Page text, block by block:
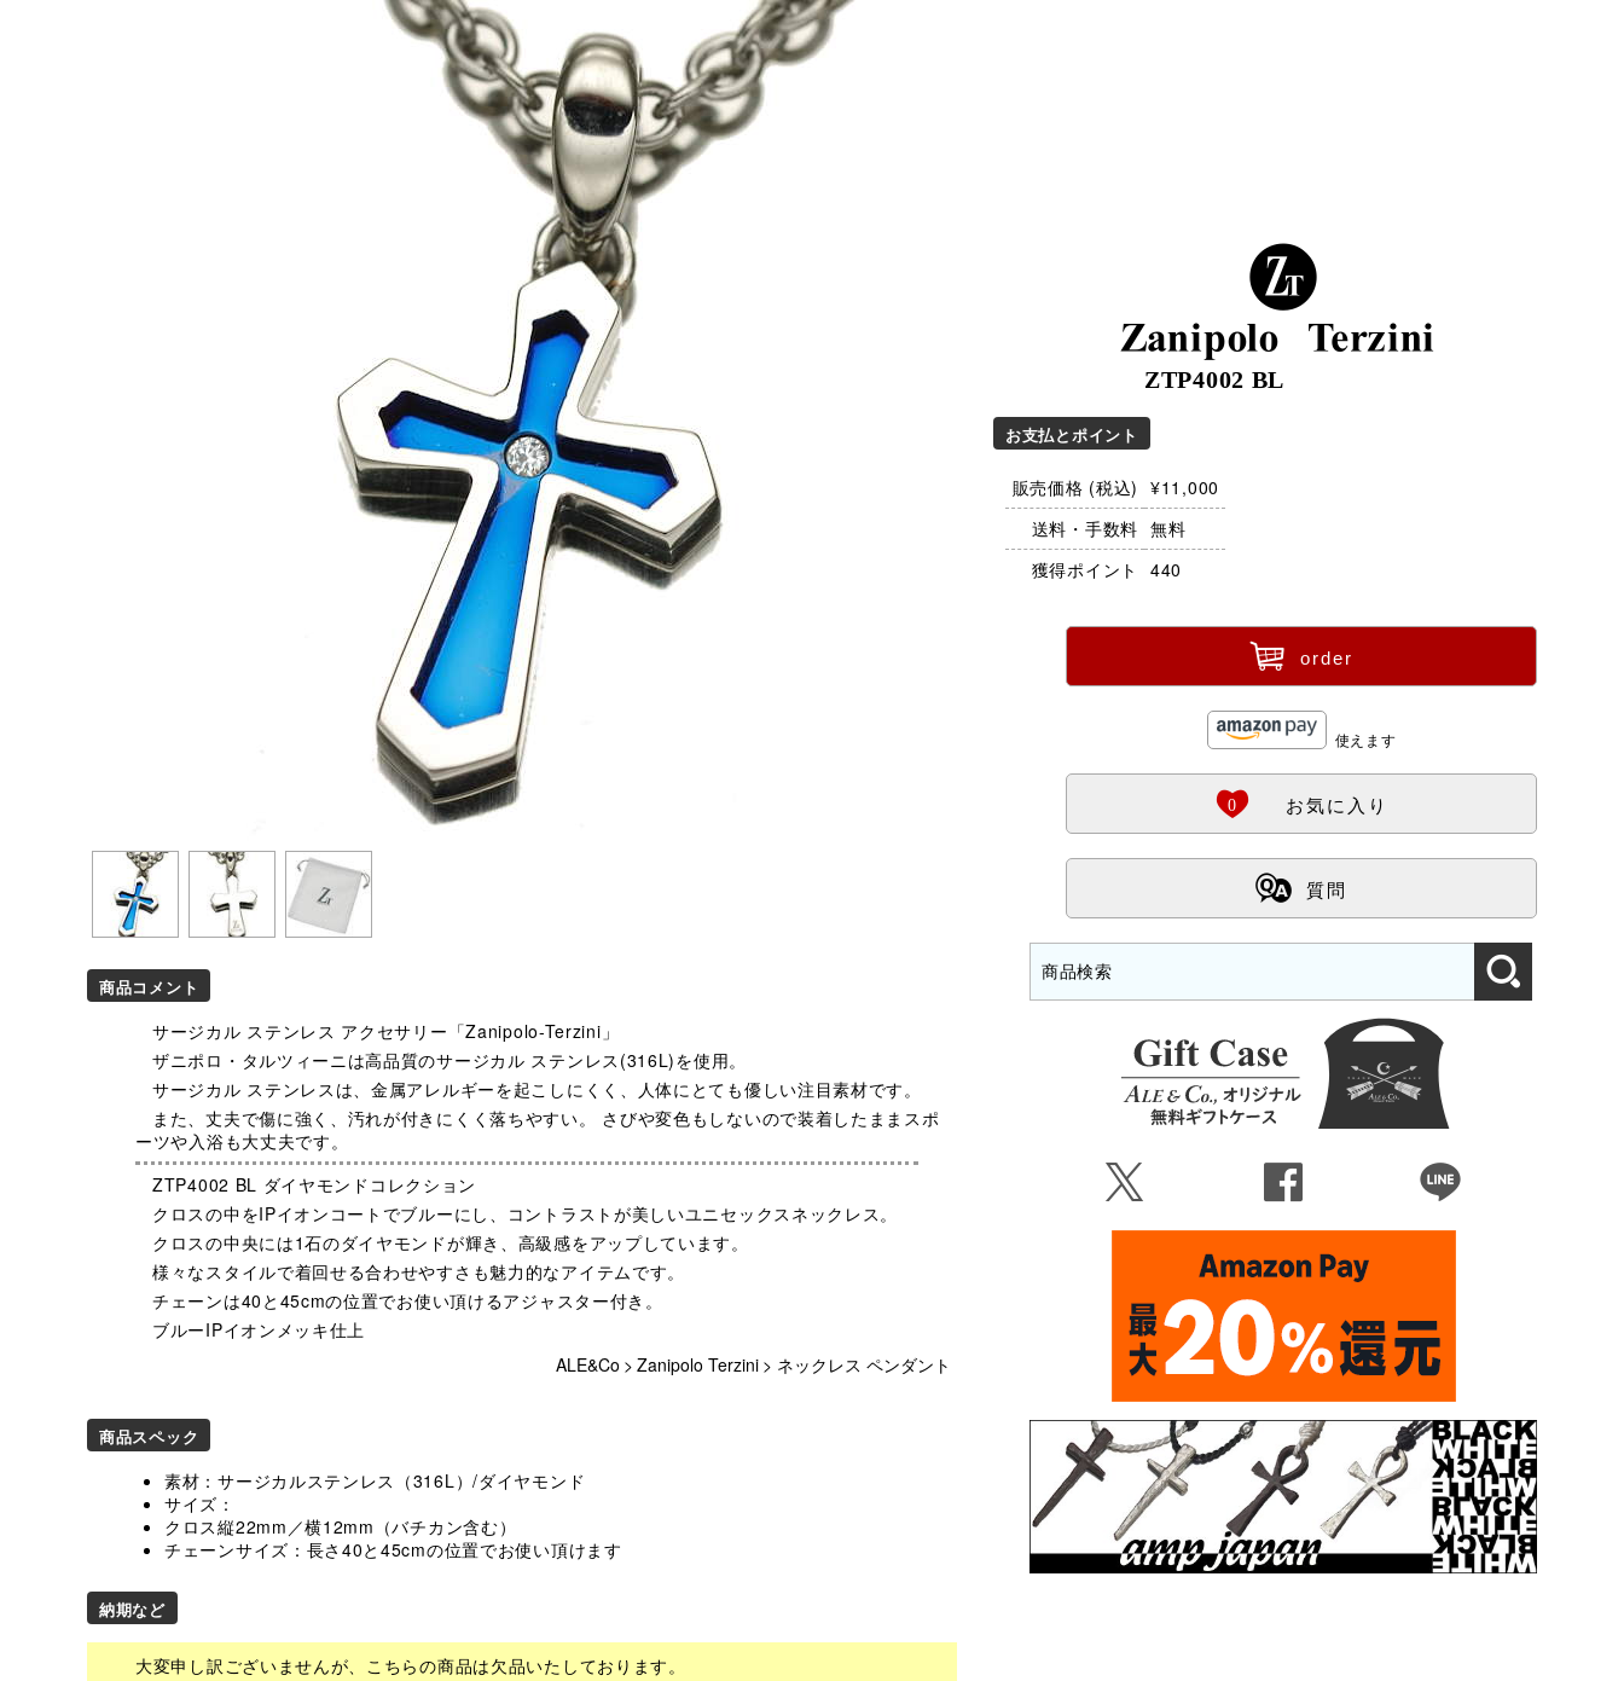
Zanipolo Terzini
ZTP4002 BL
お支払とポイント
販売価格 (税込) ¥11,000
送料・手数料 無料
獲得ポイント
440
ü order
使えます
Ö
0 お気に入り
ß 質問
商品コメント
サージカル ステンレス アクセサリー「Zanipolo-Terzini」
ザニポロ・タルツィーニは高品質のサージカル ステンレス(316L)を使用。
サージカル ステンレスは、金属アレルギーを起こしにくく、人体にとても優しい注目素材です。
また、丈夫で傷に強く、汚れが付きにくく落ちやすい。 さびや変色もしないので装着したままスポ
ーツや入浴も大丈夫です。
ZTP4002 BL ダイヤモンドコレクション
クロスの中をIPイオンコートでブルーにし、コントラストが美しいユニセックスネックレス。
クロスの中央には1石のダイヤモンドが輝き、高級感をアップしています。
様々なスタイルで着回せる合わせやすさも魅力的なアイテムです。
チェーンは40と45cmの位置でお使い頂けるアジャスター付き。
ブルーIPイオンメッキ仕上
ALE&Co > Zanipolo Terzini > ネックレス ペンダント
商品スペック
素材：サージカルステンレス（316L）/ダイヤモンド
サイズ：
クロス縦22mm／横12mm（バチカン含む）
チェーンサイズ：長さ40と45cmの位置でお使い頂けます
納期など
大変申し訳ございませんが、こちらの商品は欠品いたしております。
Ü Û Þ